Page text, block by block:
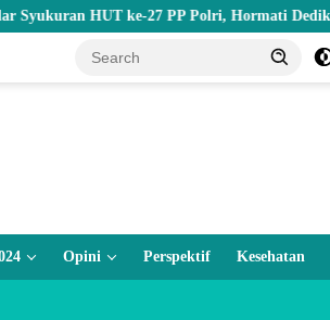
HUT ke-27 PP Polri, Hormati Dedikasi Para
Opini Perspektif Kesehatan